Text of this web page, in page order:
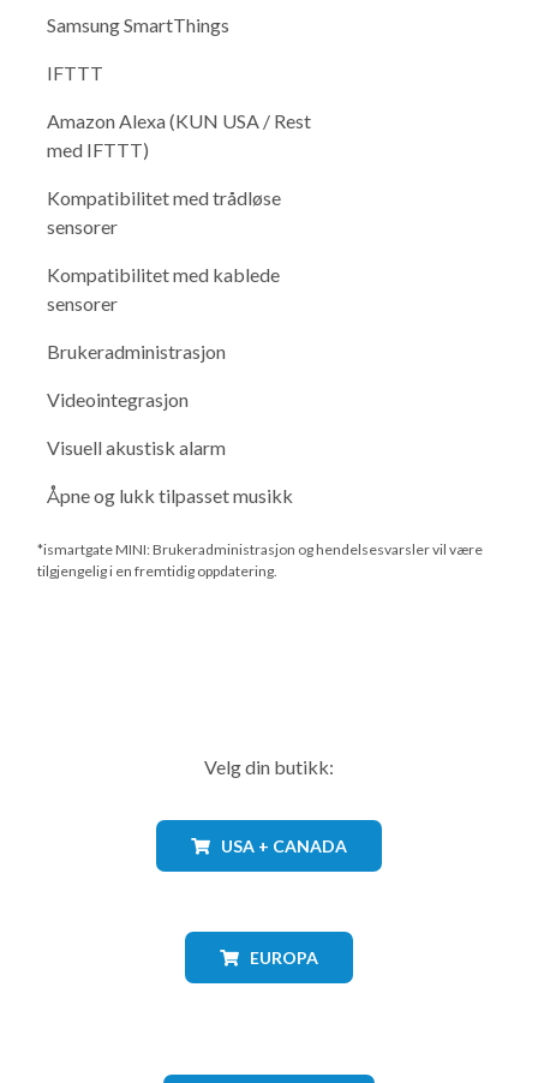
Samsung SmartThings
IFTTT
Amazon Alexa (KUN USA / Rest
med IFTTT)
Kompatibilitet med trådløse
sensorer
Kompatibilitet med kablede
sensorer
Brukeradministrasjon
Videointegrasjon
Visuell akustisk alarm
Åpne og lukk tilpasset musikk
*ismartgate MINI: Brukeradministrasjon og hendelsesvarsler vil være
tilgjengelig i en fremtidig oppdatering.
Velg din butikk:
USA + CANADA
EUROPA